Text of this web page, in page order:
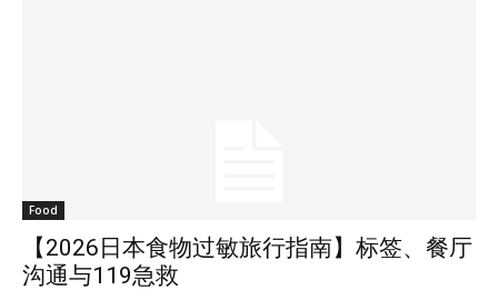
Food
【2026日本食物过敏旅行指南】标签、餐厅
沟通与119急救